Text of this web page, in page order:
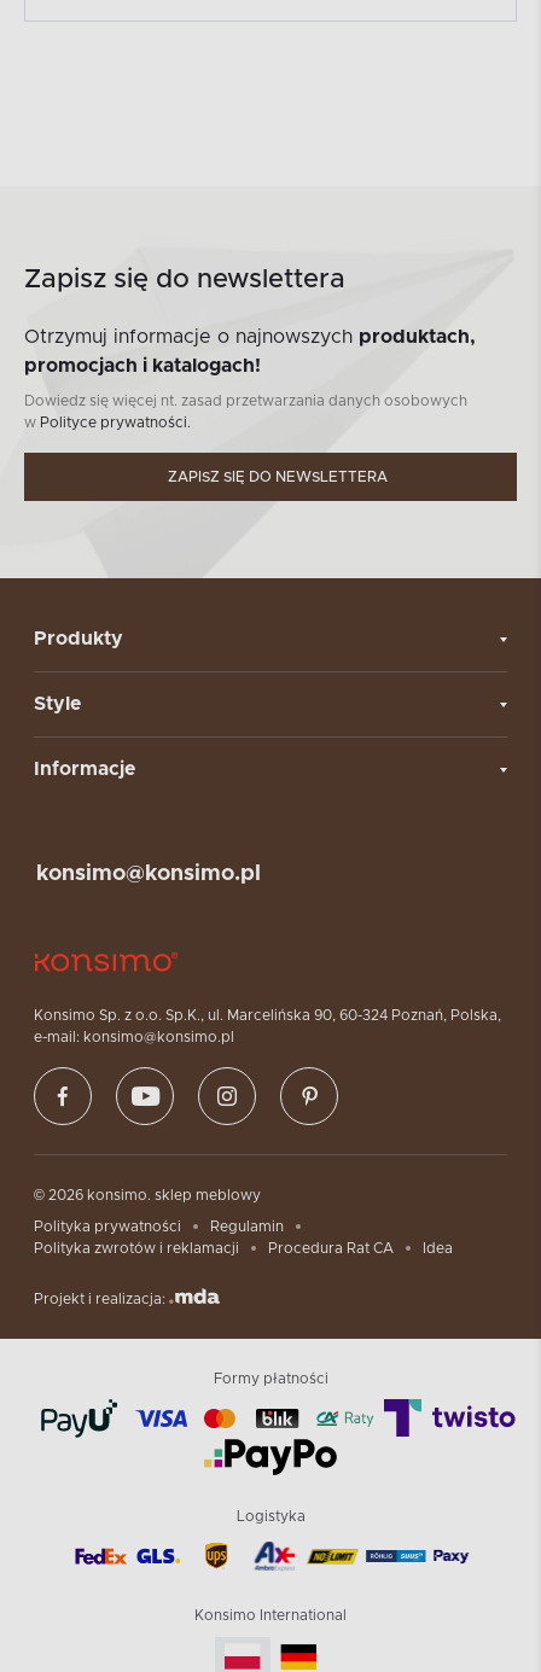
Zapisz się do newslettera
Otrzymuj informacje o najnowszych produktach,
promocjach i katalogach!
Dowiedz się więcej nt. zasad przetwarzania danych osobowych
w Polityce prywatności.
ZAPISZ SIĘ DO NEWSLETTERA
Produkty
Style
Informacje
Konsimo Sp. z o.o. Sp.K., ul. Marcelińska 90, 60-324 Poznań, Polska,
e-mail: konsimo@konsimo.pl
konsimo@konsimo.pl
© 2026 konsimo. sklep meblowy
Polityka prywatności
Regulamin
Polityka zwrotów i reklamacji
Procedura Rat CA Idea
Projekt i realizacja:
Formy płatności
Logistyka
Konsimo International